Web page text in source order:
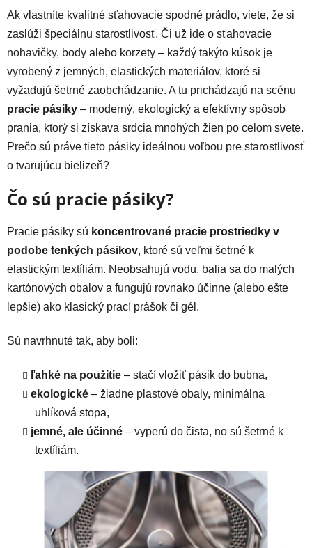
Ak vlastníte kvalitné sťahovacie spodné prádlo, viete, že si
zaslúži špeciálnu starostlivosť. Či už ide o sťahovacie
nohavičky, body alebo korzety – každý takýto kúsok je
vyrobený z jemných, elastických materiálov, ktoré si
vyžadujú šetrné zaobchádzanie. A tu prichádzajú na scénu
pracie pásiky – moderný, ekologický a efektívny spôsob
prania, ktorý si získava srdcia mnohých žien po celom svete.
Prečo sú práve tieto pásiky ideálnou voľbou pre starostlivosť
o tvarujúcu bielizeň?
Čo sú pracie pásiky?
Pracie pásiky sú koncentrované pracie prostriedky v
podobe tenkých pásikov, ktoré sú veľmi šetrné k
elastickým textíliám. Neobsahujú vodu, balia sa do malých
kartónových obalov a fungujú rovnako účinne (alebo ešte
lepšie) ako klasický prací prášok či gél.
Sú navrhnuté tak, aby boli:
ľahké na použitie – stačí vložiť pásik do bubna,
ekologické – žiadne plastové obaly, minimálna
uhlíková stopa,
jemné, ale účinné – vyperú do čista, no sú šetrné k
textíliám.